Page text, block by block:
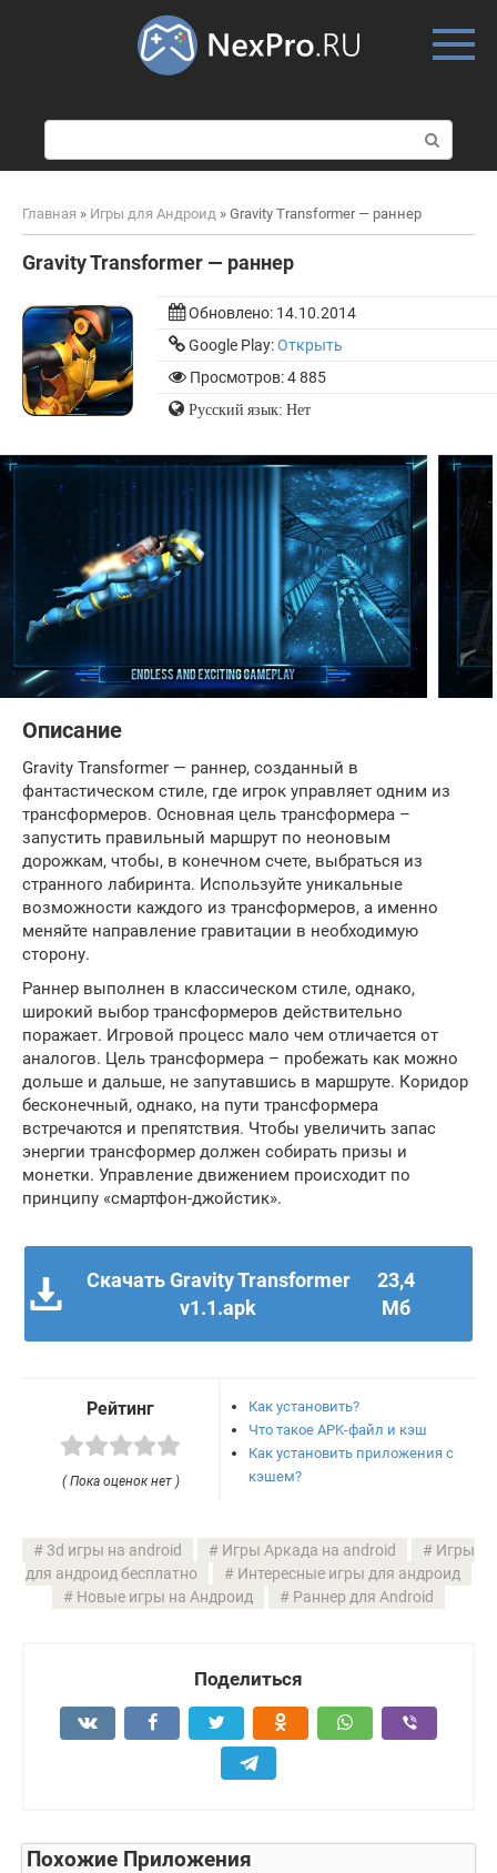
о
и
к
Главная » Игры для Андроид » Gravity Transformer — раннер
Gravity Transformer — раннер
Обновлено: 14.10.2014
Google Play:Открыть
Просмотров: 4 885
Русский язык: Нет
Описание
Gravity Transformer — раннер, созданный в
фантастическом стиле, где игрок управляет одним из
трансформеров. Основная цель трансформера –
запустить правильный маршрут по неоновым
дорожкам, чтобы, в конечном счете, выбраться из
странного лабиринта. Используйте уникальные
возможности каждого из трансформеров, а именно
меняйте направление гравитации в необходимую
сторону.
Раннер выполнен в классическом стиле, однако,
широкий выбор трансформеров действительно
поражает. Игровой процесс мало чем отличается от
аналогов. Цель трансформера – пробежать как можно
дольше и дальше, не запутавшись в маршруте. Коридор
бесконечный, однако, на пути трансформера
встречаются и препятствия. Чтобы увеличить запас
энергии трансформер должен собирать призы и
монетки. Управление движением происходит по
принципу «смартфон-джойстик».
Скачать Gravity Transformer
v1.1.apk
23,4
Мб
Рейтинг
( Пока оценок нет )
Как установить?
Что такое APK-файл и кэш
Как установить приложения с
кэшем?
3d игры на android Игры Аркада на android
Игры
для андроид бесплатно
Интересные игры для андроид
Новые игры на Андроид
Раннер для Android
Поделиться
Похожие Приложения